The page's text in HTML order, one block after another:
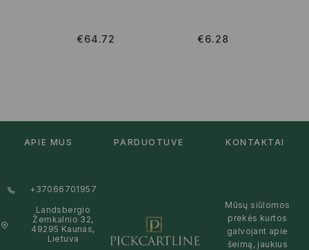
€64.72 €6.28
APIE MUS PARDUOTUVĖ KONTAKTAI
+37066701957
Landsbergio
Žemkalnio 32,
49295 Kaunas,
Lietuva
Mūsų siūlomos
prekės kurtos
galvojant apie
šeimą, jaukius